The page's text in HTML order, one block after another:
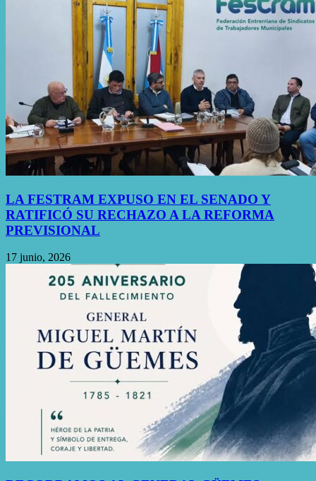
LA FESTRAM EXPUSO EN EL SENADO Y
RATIFICÓ SU RECHAZO A LA REFORMA
PREVISIONAL
17 junio, 2026